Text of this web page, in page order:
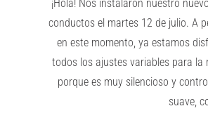
¡Hola! Nos instalaron nuestro
conductos el martes 12 de julio. A
en este momento, ya estamos
todos los ajustes variables para
porque es muy silencioso y
suave,